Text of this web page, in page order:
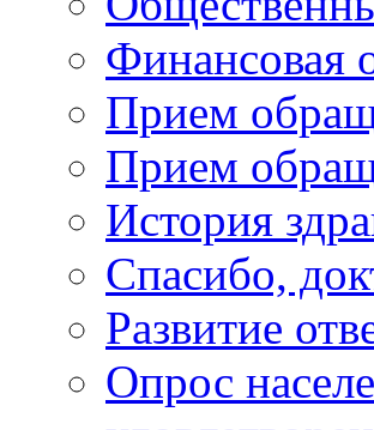
Финансовая
Прием
Прием
История
Спасибо,
Развитие
Опрос